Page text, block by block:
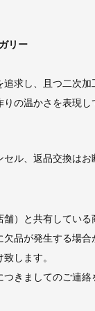
リー
求し、且つ二次
の温かさを表現し
ル、返品交換はお
）と共有している
品が発生する場合
します。
きましてのご連絡